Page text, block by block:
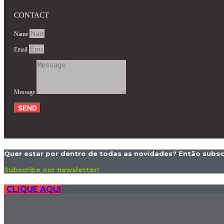
CONTACT
Name
Email
Message
SEND
Quer estar por dentro de todas as novidades? Então
Subscribe our newsletter!
CLIQUE AQUI